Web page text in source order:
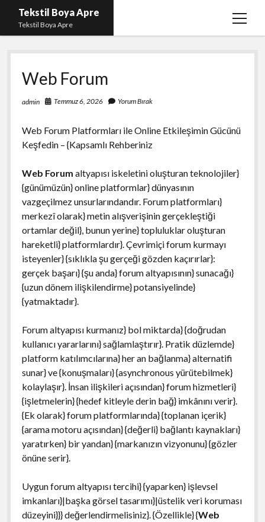
Tekstil Boya Apre
Tekstil Boya Apre
menüyü
Igtv Yorum Yükleme Hilesi Ücretsiz
Liste
Sayfa Listesi
Web Forum
admin Temmuz 6, 2026 Yorum Bırak
Web Forum Platformları ile Online Etkileşimin Gücünü
Keşfedin – {Kapsamlı Rehberiniz
Web Forum altyapısı iskeletini oluşturan teknolojiler}
{günümüzün} online platformlar} dünyasının
vazgeçilmez unsurlarındandır. Forum platformları}
merkezî olarak} metin alışverişinin gerçekleştiği
ortamlar değil}, bunun yerine} topluluklar oluşturan
hareketli} platformlardır}. Çevrimiçi forum kurmayı
isteyenler} {sıklıkla şu gerçeği gözden kaçırırlar}:
gerçek başarı} {şu anda} forum altyapısının} sunacağı}
{uzun dönem ilişkilendirme} potansiyelinde}
{yatmaktadır}.
Forum altyapısı kurmanız} bol miktarda} {doğrudan
kullanıcı yararlarını} sağlamlaştırır}. Pratik düzlemde}
platform katılımcılarına} her an bağlanma} alternatifi
sunar} ve {konuşmaları} {asynchronous yürütebilmek}
kolaylaşır}. İnsan ilişkileri açısından} forum hizmetleri}
{işletmelerin} {hedef kitleyle derin bağ} imkânını verir}.
{Ek olarak} forum platformlarında} {toplanan içerik}
{arama motoru açısından} {değerli} bağlantı kaynakları}
yaratırken} bir yandan} {markanızın vizyonunu} {gözler
önüne serir}.
Uygun forum altyapısı tercihi} {yaparken} işlevsel
imkanları}|başka görsel tasarımı}|üstelik veri koruması
düzeyini}}} değerlendirmelisiniz}. {Özellikle} {Web